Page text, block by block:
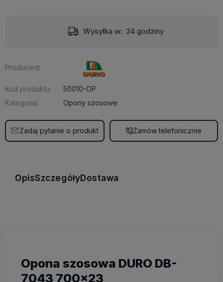
Wysyłka w: 24 godziny
Producent:
Kod produktu:
50010-OP
Kategoria:
Opony szosowe
Zadaj pytanie o produkt Zamów telefonicznie
OpisSzczegółyDostawa
Opona szosowa DURO DB-
7043 700x23